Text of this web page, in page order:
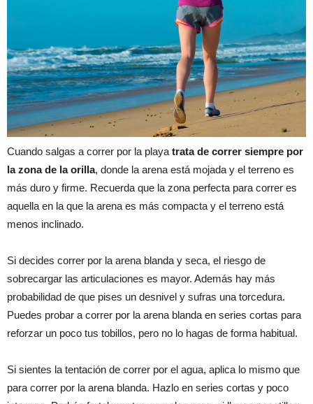
Cuando salgas a correr por la playa trata de correr siempre por
la zona de la orilla, donde la arena está mojada y el terreno es
más duro y firme. Recuerda que la zona perfecta para correr es
aquella en la que la arena es más compacta y el terreno está
menos inclinado.
Si decides correr por la arena blanda y seca, el riesgo de
sobrecargar las articulaciones es mayor. Además hay más
probabilidad de que pises un desnivel y sufras una torcedura.
Puedes probar a correr por la arena blanda en series cortas para
reforzar un poco tus tobillos, pero no lo hagas de forma habitual.
Si sientes la tentación de correr por el agua, aplica lo mismo que
para correr por la arena blanda. Hazlo en series cortas y poco